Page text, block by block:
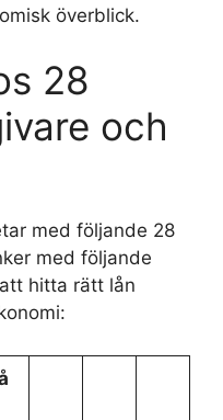
överblick.
28
och
med följande 28
med följande
hitta rätt lån